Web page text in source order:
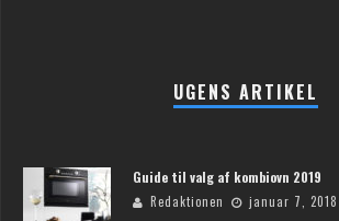
UGENS ARTIKEL
Guide til valg af kombiovn 2019
Redaktionen januar 7, 2018